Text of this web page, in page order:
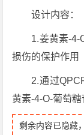
设计内容：
1.姜黄素-4-
损伤的保护作用
2.通过
黄素-4-O-葡萄
剩余内容已隐藏